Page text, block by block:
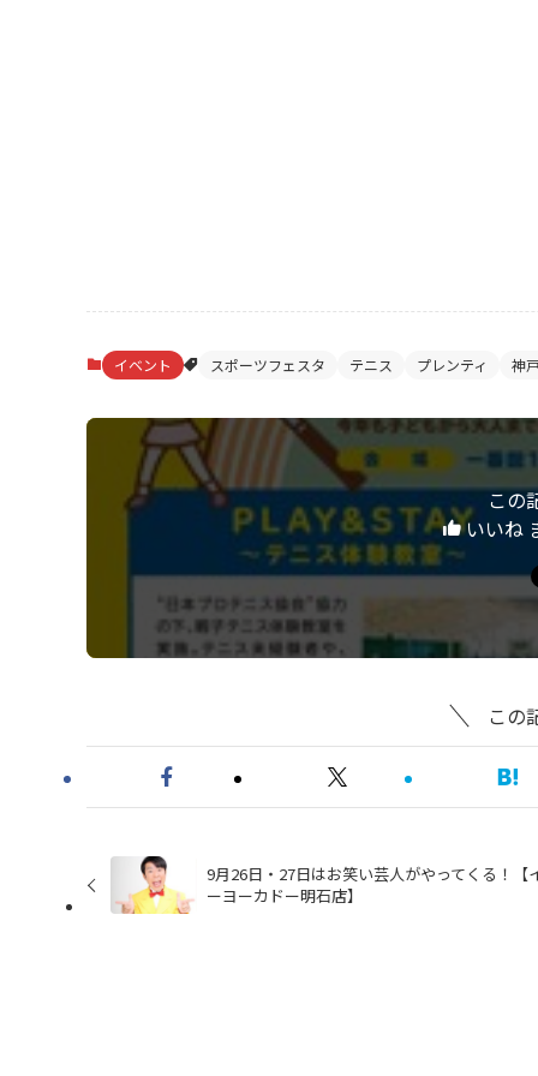
イベント スポーツフェスタ テニス プレンティ 神
この
いいね
この
9月26日・27日はお笑い芸人がやってくる！【
ーヨーカドー明石店】